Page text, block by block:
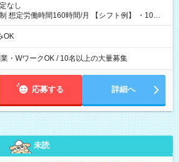
なし
働時間160時間/月 【シフト例】 ・10：
OK
・WワークOK / 10名以上の大量募集
応募する 詳細へ
未読